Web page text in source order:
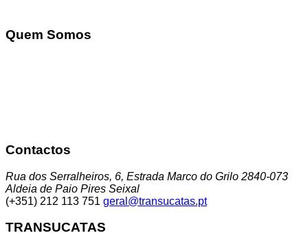
Quem Somos
Contactos
Rua dos Serralheiros, 6, Estrada Marco do Grilo 2840-073
Aldeia de Paio Pires Seixal
(+351) 212 113 751 geral@transucatas.pt
TRANSUCATAS